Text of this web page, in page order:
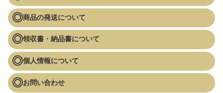
商品の発送について
領収書・納品書について
個人情報について
お問い合わせ